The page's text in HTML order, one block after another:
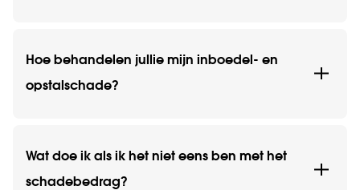
Hoe behandelen jullie mijn inboedel- en
opstalschade?
Wat doe ik als ik het niet eens ben met het
schadebedrag?